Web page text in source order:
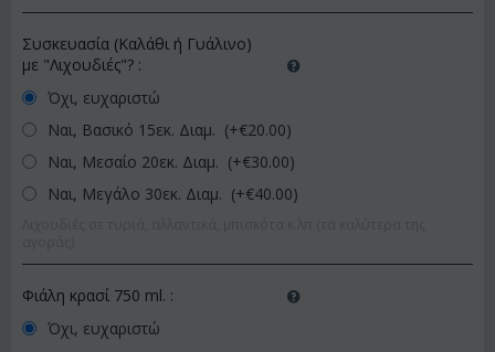
Συσκευασία (Καλάθι ή Γυάλινο)
με "Λιχουδιές"? :
Όχι, ευχαριστώ
Ναι, Βασικό 15εκ. Διαμ. (+€20.00)
Ναι, Μεσαίο 20εκ. Διαμ. (+€30.00)
Ναι, Μεγάλο 30εκ. Διαμ. (+€40.00)
Φιάλη κρασί 750 ml. :
Όχι, ευχαριστώ